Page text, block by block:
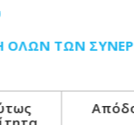
ΌΛΩΝ ΤΩΝ